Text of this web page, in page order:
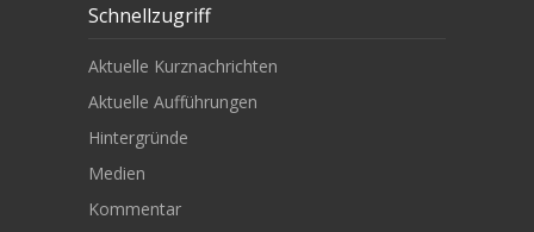
Schnellzugriff
Aktuelle Kurznachrichten
Aktuelle Aufführungen
Hintergründe
Medien
Kommentar